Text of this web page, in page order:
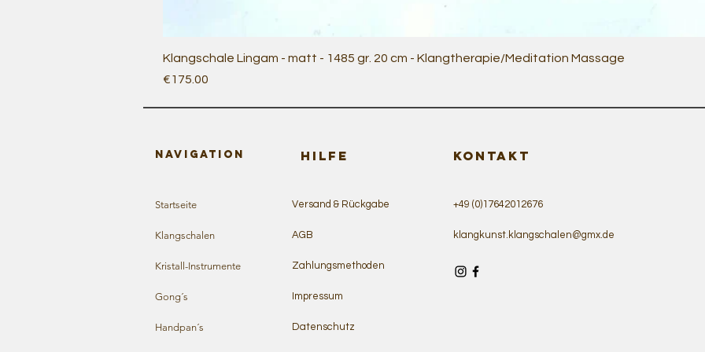
Quick View
Klangschale Lingam - matt - 1485 gr. 20 cm - Klangtherapie/Meditation Massage
Price
€175.00
Navigation HILFE
Startseite
Klangschalen
Kristall-Instrumente
Gong´s
Handpan´s
Versand & Rückgabe
AGB
Zahlungsmethoden
Impressum
Datenschutz
KONTAKT
+49 (0)17642012676
klangkunst.klangschalen@gmx.de